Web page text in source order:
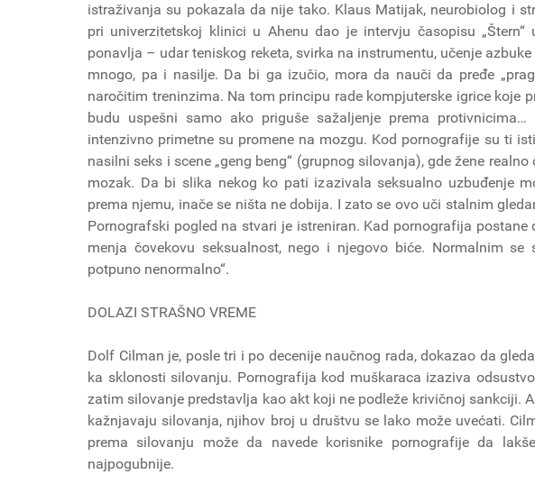
istraživanja su pokazala da nije tako. Klaus Matijak, neurobiolog i
pri univerzitetskoj klinici u Ahenu dao je intervju časopisu
ponavlja – udar teniskog reketa, svirka na instrumentu, učenje
mnogo, pa i nasilje. Da bi ga izučio, mora da nauči da pređe
naročitim treninzima. Na tom principu rade kompjuterske igrice koje
budu uspešni samo ako priguše sažaljenje prema
intenzivno primetne su promene na mozgu. Kod pornografije su ti
nasilni seks i scene „geng beng“ (grupnog silovanja), gde žene
mozak. Da bi slika nekog ko pati izazivala seksualno uzbuđenje
prema njemu, inače se ništa ne dobija. I zato se ovo uči stalnim
Pornografski pogled na stvari je istreniran. Kad pornografija postane
menja čovekovu seksualnost, nego i njegovo biće. Normalnim
potpuno nenormalno“.
DOLAZI STRAŠNO VREME
Dolf Cilman je, posle tri i po decenije naučnog rada, dokazao da
ka sklonosti silovanju. Pornografija kod muškaraca izaziva
zatim silovanje predstavlja kao akt koji ne podleže krivičnoj sankciji.
kažnjavaju silovanja, njihov broj u društvu se lako može uvećati.
prema silovanju može da navede korisnike pornografije da
najpogubnije.